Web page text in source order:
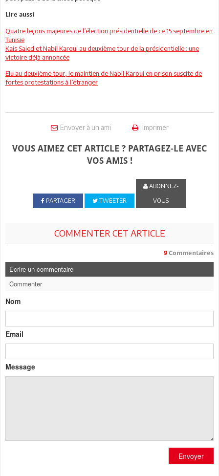
Lire aussi
Quatre leçons majeures de l’élection présidentielle de ce 15 septembre en
Tunisie
Kais Saied et Nabil Karoui au deuxième tour de la présidentielle : une
victoire déjà annoncée
Elu au deuxième tour, le maintien de Nabil Karoui en prison suscite de
fortes protestations à l’étranger
Envoyer à un ami Imprimer
VOUS AIMEZ CET ARTICLE ? PARTAGEZ-LE AVEC
VOS AMIS !
PARTAGER TWEETER
ABONNEZ-
VOUS
COMMENTER CET ARTICLE
9 Commentaires
Ecrire un commentaire
Commenter
Nom
Email
Message
Envoyer